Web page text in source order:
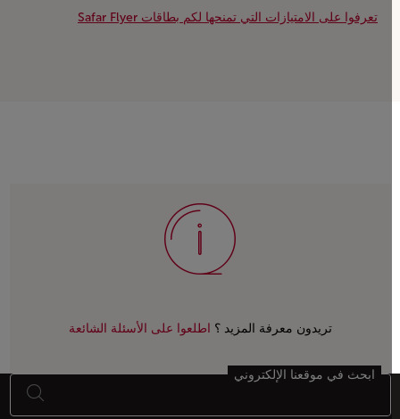
تعرفوا على الامتيازات التي تمنحها لكم بطاقات Safar Flyer
تريدون معرفة المزيد ؟اطلعوا على الأسئلة الشائعة
أسفل الصفحة خريطة الموقع
ابحث في موقعنا الإلكتروني